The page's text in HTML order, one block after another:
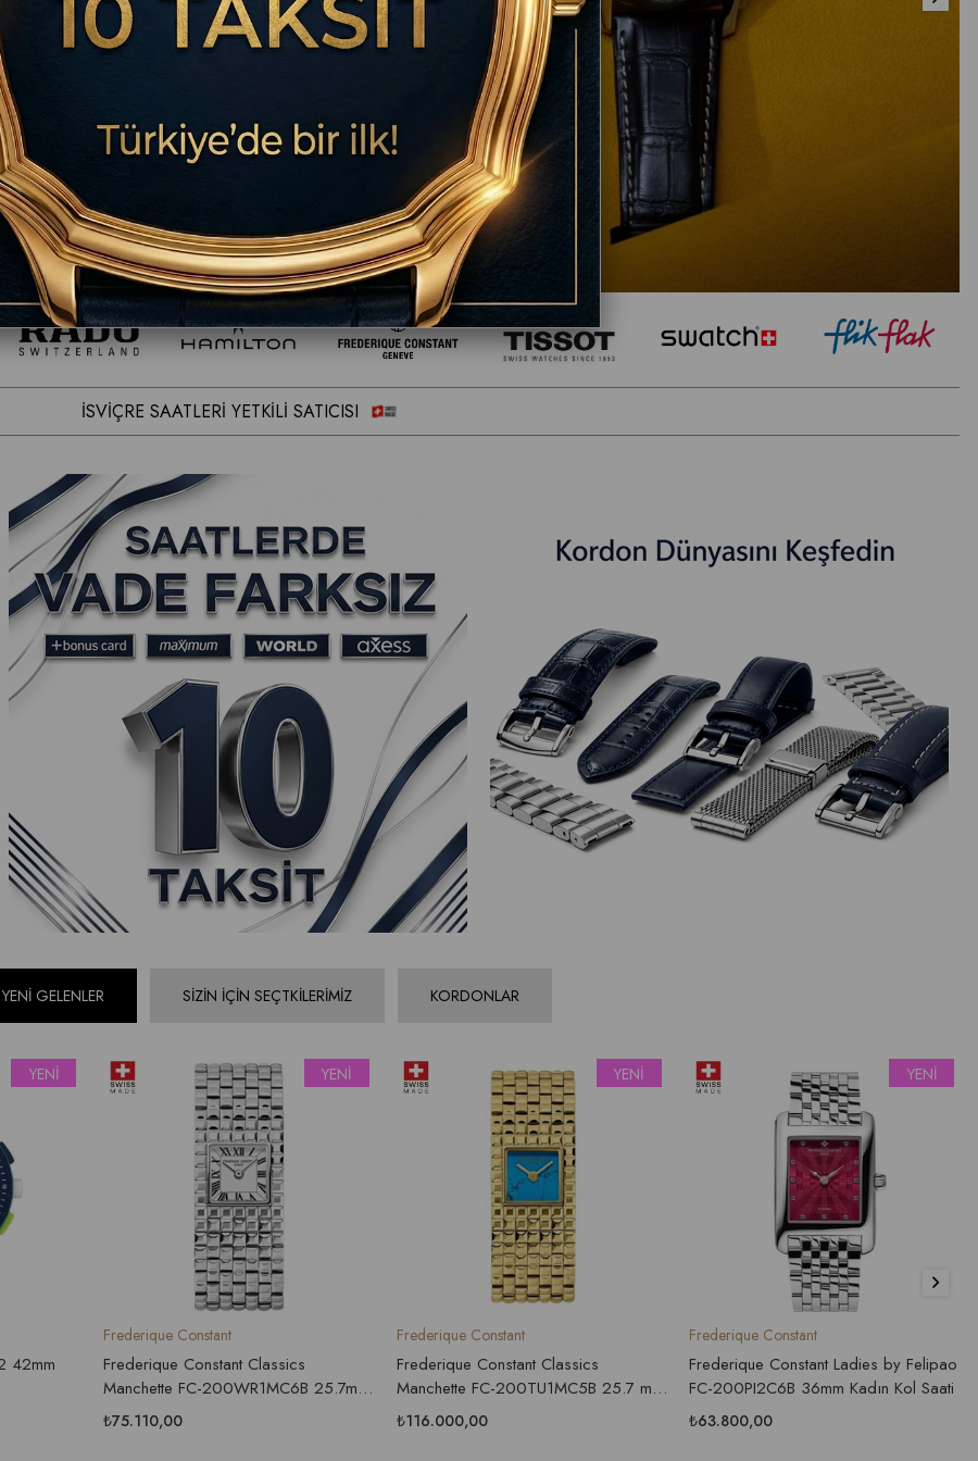
İSVİÇRE SAATLERİ YETKİLİ SATICISI
YENİ GELENLER SİZİN İÇİN SEÇTKİLERİMİZ KORDONLAR
Frederique Constant
Frederique Constant Classics
Manchette FC-200WR1MC6B 25.7mm
Kadın Kol Saati
₺75.110,00
YENI
ÜRÜN
Frederique Constant
Frederique Constant Classics
Manchette FC-200TU1MC5B 25.7 mm
Kadın Kol Saati
₺116.000,00
YENI
ÜRÜN
Frederique Constant
Frederique Constant Ladies by Felipao
FC-200PI2C6B 36mm Kadın Kol Saati
₺63.800,00
YENI
ÜRÜN
COSC